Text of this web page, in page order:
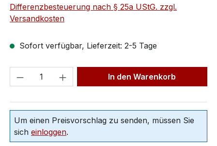
Differenzbesteuerung nach § 25a UStG. zzgl.
Versandkosten
Sofort verfügbar, Lieferzeit: 2-5 Tage
In den Warenkorb
Um einen Preisvorschlag zu senden, müssen Sie
sich einloggen.